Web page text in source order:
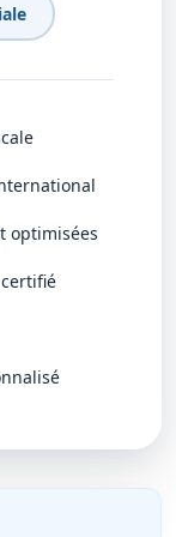
optimisées